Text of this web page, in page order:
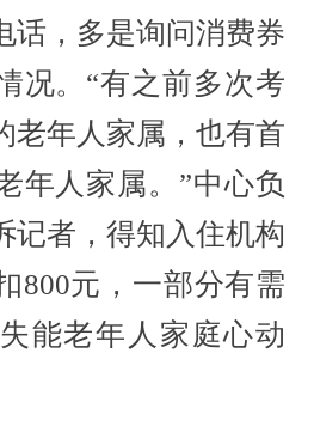
话，多是询问消费券
况。“有之前多次考
老年人家属，也有首
年人家属。”中心负
记者，得知入住机构
800元，一部分有需
能老年人家庭心动